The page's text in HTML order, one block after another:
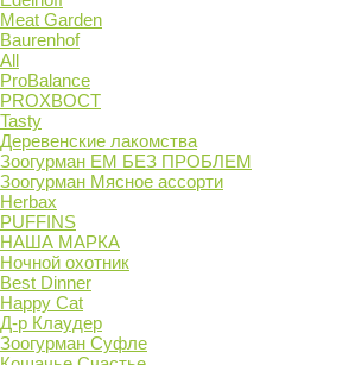
Meat Garden
Baurenhof
All
ProBalance
PROХВОСТ
Tasty
Деревенские лакомства
Зоогурман ЕМ БЕЗ ПРОБЛЕМ
Зоогурман Мясное ассорти
Herbax
PUFFINS
НАША МАРКА
Ночной охотник
Best Dinner
Happy Cat
Д-р Клаудер
Зоогурман Суфле